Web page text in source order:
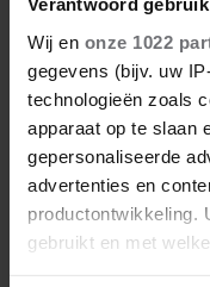
Wij en onze 1022
gegevens (bijv. uw
technologieën zoals
apparaat op te slaan
gepersonaliseerde
advertenties en
productontwikkeling.
gebruikt en met welke